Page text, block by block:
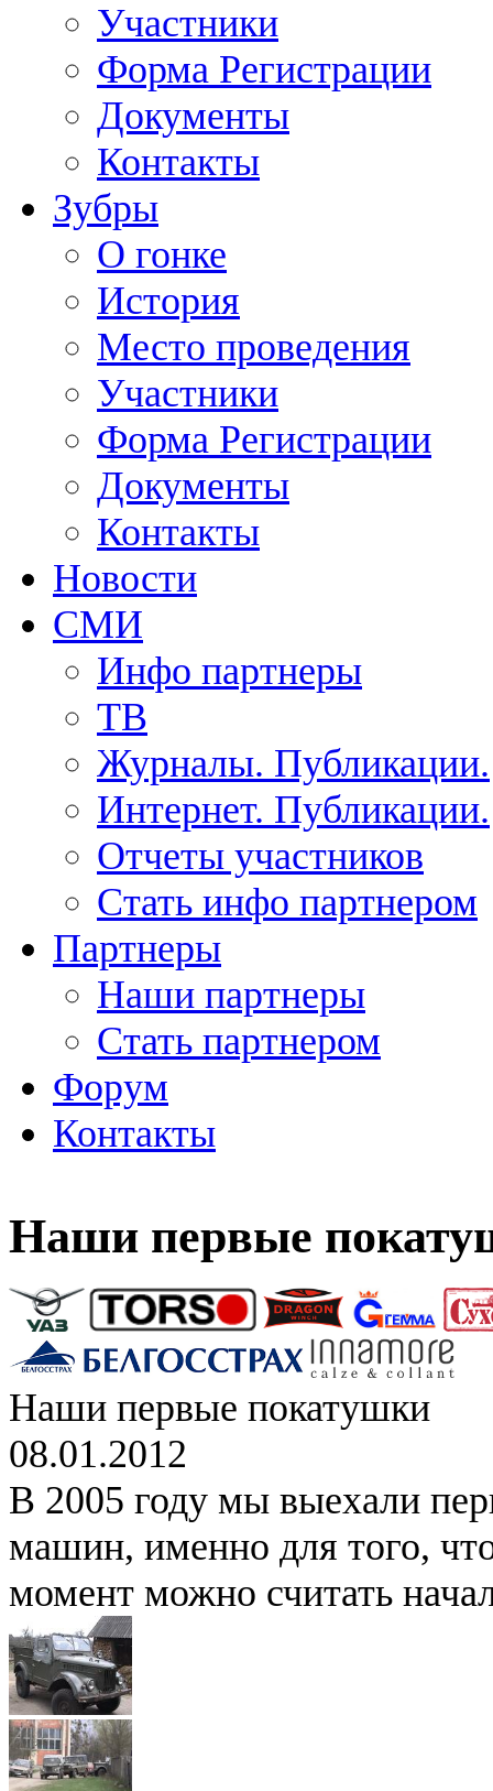
Участники
Форма Регистрации
Документы
Контакты
Зубры
О гонке
История
Место проведения
Участники
Форма Регистрации
Документы
Контакты
Новости
СМИ
Инфо партнеры
ТВ
Журналы. Публикации.
Интернет. Публикации.
Отчеты участников
Стать инфо партнером
Партнеры
Наши партнеры
Стать партнером
Форум
Контакты
Наши первые
Наши первые покатушки
08.01.2012
В 2005 году мы выехали
машин, именно для того,
момент можно считать